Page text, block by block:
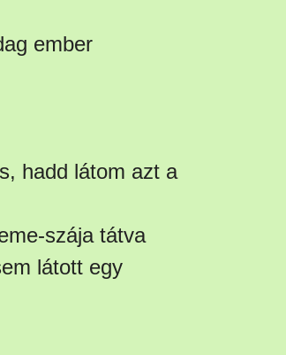
ember
hadd látom azt a
szája tátva
látott egy